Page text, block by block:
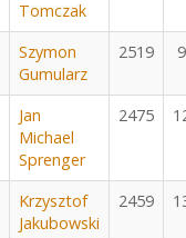
Tomczak
Szymon
Gumularz
2519 9
Jan
Michael
Sprenger
2475
Krzysztof
Jakubowski
2459